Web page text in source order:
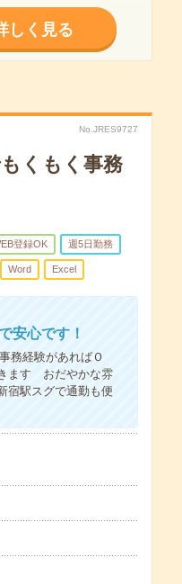
しく見る
No.JRES9727
くもく事務
登録OK 週5日勤務
Word Excel
安心です！
務経験があればＯ
ます おだやかな雰
駅スグで通勤も便